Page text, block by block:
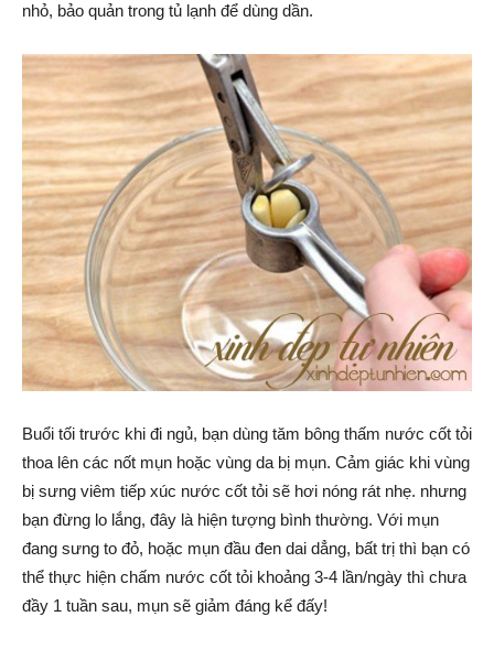
nhỏ, bảo quản trong tủ lạnh để dùng dần.
Buổi tối trước khi đi ngủ, bạn dùng tăm bông thấm nước cốt tỏi
thoa lên các nốt mụn hoặc vùng da bị mụn. Cảm giác khi vùng
bị sưng viêm tiếp xúc nước cốt tỏi sẽ hơi nóng rát nhẹ. nhưng
bạn đừng lo lắng, đây là hiện tượng bình thường. Với mụn
đang sưng to đỏ, hoặc mụn đầu đen dai dẳng, bất trị thì bạn có
thể thực hiện chấm nước cốt tỏi khoảng 3-4 lần/ngày thì chưa
đầy 1 tuần sau, mụn sẽ giảm đáng kể đấy!